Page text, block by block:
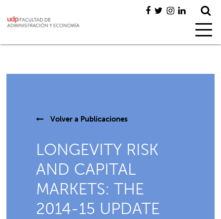
Volver a Publicaciones
LONGEVITY RISK
AND CAPITAL
MARKETS: THE
2014-15 UPDATE